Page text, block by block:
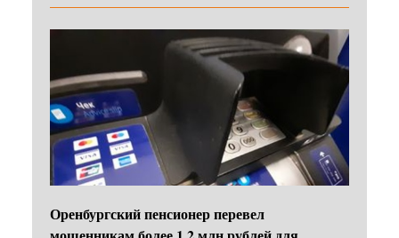
Оренбургский пенсионер перевел